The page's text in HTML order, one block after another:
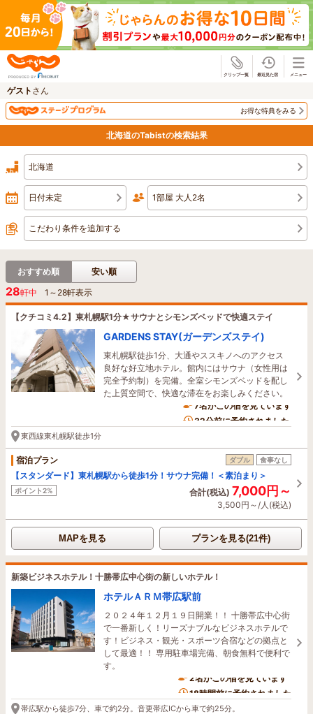
ゲスト さん
お得な特典をみる
北海道のTabistの検索結果
北海道
日付未定 1部屋 大人2名
こだわり条件を追加する
おすすめ順 安い順
28軒中 1 ～ 28軒表示
【クチコミ4.2】東札幌駅1分★サウナとシモンズベッドで快適ステイ
GARDENS STAY(ガーデンズステイ)
東札幌駅徒歩1分、大通やススキノへのアクセス
良好な好立地ホテル。館内にはサウナ（女性用は
完全予約制）を完備。全室シモンズベッドを配し
た上質空間で、快適な滞在をお楽しみください。
7名がこの宿を見ています
32分前に予約されました
東西線東札幌駅徒歩1分
宿泊プラン ダブル 食事なし
【スタンダード】東札幌駅から徒歩1分！サウナ完備！＜素泊まり＞
ポイント2% 合計(税込) 7,000円～
3,500円～/人(税込)
MAPを見る プランを見る(21件)
新築ビジネスホテル！十勝帯広中心街の新しいホテル！
ホテルＡＲＭ帯広駅前
２０２４年１２月１９日開業！！ 十勝帯広中心街
で一番新しく！リーズナブルなビジネスホテルで
す！ビジネス・観光・スポーツ合宿などの拠点と
して最適！！ 専用駐車場完備、朝食無料で便利で
す。
2名がこの宿を見ています
18時間前に予約されました
帯広駅から徒歩7分、車で約2分。音更帯広ICから車で約25分。